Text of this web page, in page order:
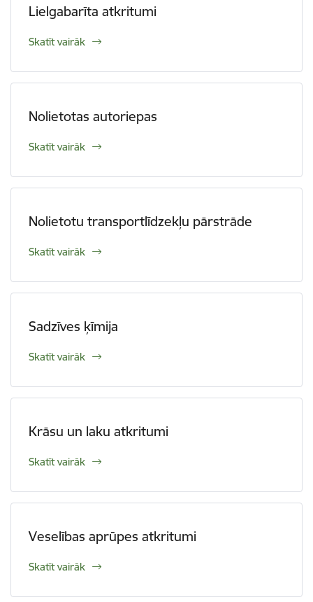
Lielgabarīta atkritumi
Skatīt vairāk
Nolietotas autoriepas
Skatīt vairāk
Nolietotu transportlīdzekļu pārstrāde
Skatīt vairāk
Sadzīves ķīmija
Skatīt vairāk
Krāsu un laku atkritumi
Skatīt vairāk
Veselības aprūpes atkritumi
Skatīt vairāk